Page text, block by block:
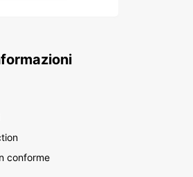
conforme